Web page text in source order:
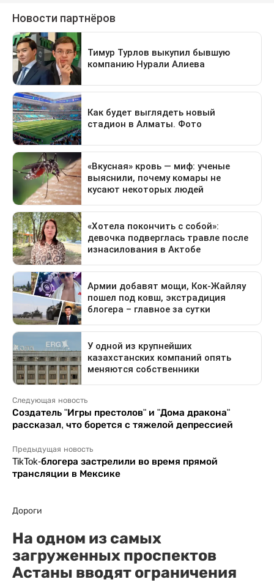
Следующая новость
Создатель "Игры престолов" и "Дома дракона"
рассказал, что борется с тяжелой депрессией
Предыдущая новость
TikTok-блогера застрелили во время прямой
трансляции в Мексике
Дороги
На одном из самых
загруженных проспектов
Астаны вводят ограничения